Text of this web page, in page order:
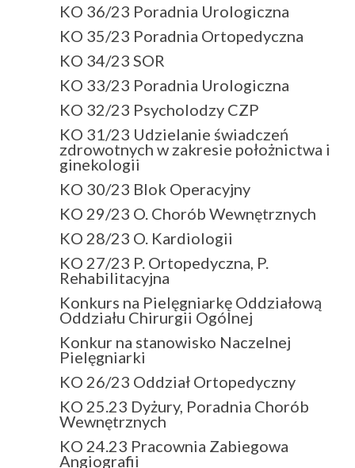
KO 36/23 Poradnia Urologiczna
KO 35/23 Poradnia Ortopedyczna
KO 34/23 SOR
KO 33/23 Poradnia Urologiczna
KO 32/23 Psycholodzy CZP
KO 31/23 Udzielanie świadczeń
zdrowotnych w zakresie położnictwa i
ginekologii
KO 30/23 Blok Operacyjny
KO 29/23 O. Chorób Wewnętrznych
KO 28/23 O. Kardiologii
KO 27/23 P. Ortopedyczna, P.
Rehabilitacyjna
Konkurs na Pielęgniarkę Oddziałową
Oddziału Chirurgii Ogólnej
Konkur na stanowisko Naczelnej
Pielęgniarki
KO 26/23 Oddział Ortopedyczny
KO 25.23 Dyżury, Poradnia Chorób
Wewnętrznych
KO 24.23 Pracownia Zabiegowa
Angiografii